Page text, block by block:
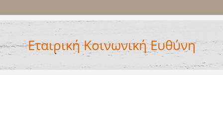
Εταιρική Κοινωνική Ευθύνη